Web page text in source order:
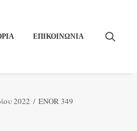
ΕΠΙΚΟΙΝΩΝΙΑ
2022 ENOR 349